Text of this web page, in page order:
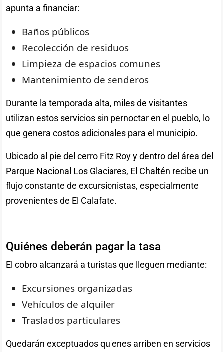
apunta a financiar:
Baños públicos
Recolección de residuos
Limpieza de espacios comunes
Mantenimiento de senderos
Durante la temporada alta, miles de visitantes
utilizan estos servicios sin pernoctar en el pueblo, lo
que genera costos adicionales para el municipio.
Ubicado al pie del cerro Fitz Roy y dentro del área del
Parque Nacional Los Glaciares, El Chaltén recibe un
flujo constante de excursionistas, especialmente
provenientes de El Calafate.
Quiénes deberán pagar la tasa
El cobro alcanzará a turistas que lleguen mediante:
Excursiones organizadas
Vehículos de alquiler
Traslados particulares
Quedarán exceptuados quienes arriben en servicios